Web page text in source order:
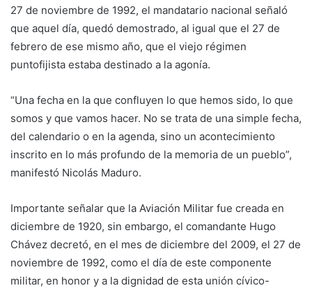
27 de noviembre de 1992, el mandatario nacional señaló
que aquel día, quedó demostrado, al igual que el 27 de
febrero de ese mismo año, que el viejo régimen
puntofijista estaba destinado a la agonía.
“Una fecha en la que confluyen lo que hemos sido, lo que
somos y que vamos hacer. No se trata de una simple fecha,
del calendario o en la agenda, sino un acontecimiento
inscrito en lo más profundo de la memoria de un pueblo”,
manifestó Nicolás Maduro.
Importante señalar que la Aviación Militar fue creada en
diciembre de 1920, sin embargo, el comandante Hugo
Chávez decretó, en el mes de diciembre del 2009, el 27 de
noviembre de 1992, como el día de este componente
militar, en honor y a la dignidad de esta unión cívico-